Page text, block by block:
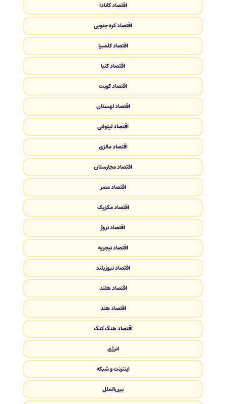
اقتصاد کانادا
اقتصاد کره جنوبی
اقتصاد کلمبیا
اقتصاد کنیا
اقتصاد کویت
اقتصاد لهستان
اقتصاد لیتوانی
اقتصاد مالزی
اقتصاد مجارستان
اقتصاد مصر
اقتصاد مکزیک
اقتصاد نروژ
اقتصاد نیجریه
اقتصاد نیوزیلند
اقتصاد هلند
اقتصاد هند
اقتصاد هنگ کنگ
انرژی
اینترنت و شبکه
بین‌الملل